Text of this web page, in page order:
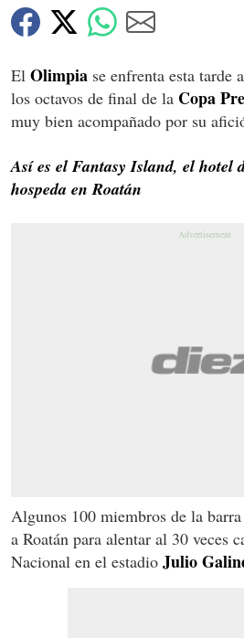
El Olimpia se enfrenta esta tarde
los octavos de final de la Copa
muy bien acompañado por su
Así es el Fantasy Island, el hotel
hospeda en Roatán
Algunos 100 miembros de la barra
a Roatán para alentar al 30 veces
Nacional en el estadio Julio